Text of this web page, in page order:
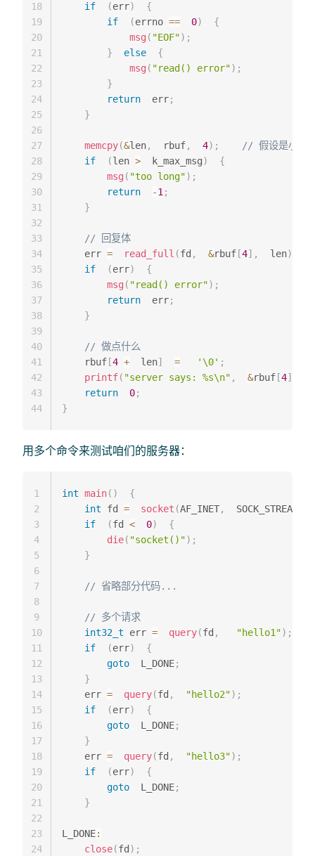
if
(err)
{
if
(errno == 0)
{
msg ( "EOF") ;
}
else
{
msg ( "read() error") ;
}
return
  err
;
}
memcpy(&len,
  rbuf
, 4) ;
// 假设是小端
if
(len >
  k_max_msg
)
{
msg ( "too long") ;
return
-1 ;
}
// 回复体
    err
= read_full (fd , &rbuf [4] ,
  len
)
if
(err)
{
msg ( "read() error") ;
return
  err
;
}
// 做点什么
    rbuf
[4 +
  len
] = '\0' ;
printf( "server says: %s\n" , &rbuf [4]
return
0;
}
18
19
20
21
22
23
24
25
26
27
28
29
30
31
32
33
34
35
36
37
38
39
40
41
42
43
44
用多个命令来测试咱们的服务器：
int main( )
{
int fd = socket (AF_INET,
  SOCK_STREAM
if
(fd < 0)
{
die( "socket()") ;
}
// 省略部分代码...
// 多个请求
int32_t err = query(fd , "hello1") ;
if
(err)
{
goto
  L_DONE
;
}
    err
= query(fd , "hello2") ;
if
(err)
{
goto
  L_DONE
;
}
    err
= query(fd , "hello3") ;
if
(err)
{
goto
  L_DONE
;
}
L_DONE:
close(fd ) ;
1
2
3
4
5
6
7
8
9
10
11
12
13
14
15
16
17
18
19
20
21
22
23
24